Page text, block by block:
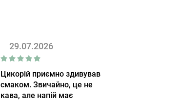
29.07.2026
Цикорій приємно здивував
смаком. Звичайно, це не
кава, але напій має